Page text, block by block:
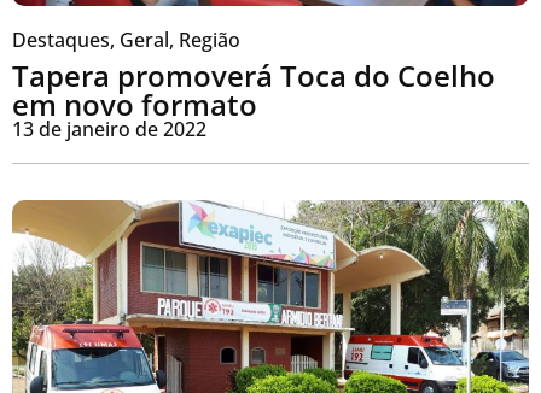
Destaques, Geral, Região
Tapera promoverá Toca do Coelho
em novo formato
13 de janeiro de 2022